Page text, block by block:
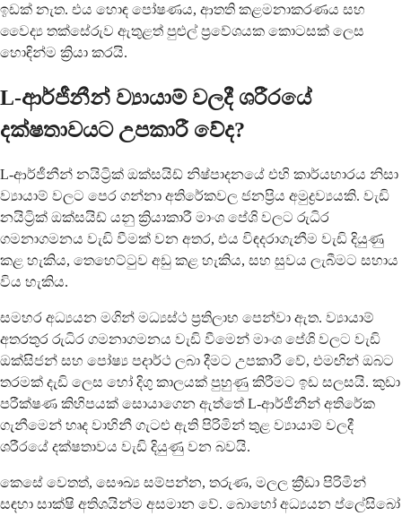
ඉඩක් නැත. එය හොඳ පෝෂණය, ආතති කළමනාකරණය සහ
වෛද්‍ය තක්සේරුව ඇතුළත් පුළුල් ප්‍රවේශයක කොටසක් ලෙස
හොඳින්ම ක්‍රියා කරයි.
L-ආර්ජීනීන් ව්‍යායාම් වලදී ශරීරයේ
දක්ෂතාවයට උපකාරී වේද?
L-ආර්ජීනීන් නයිට්‍රික් ඔක්සයිඩ් නිෂ්පාදනයේ එහි කාර්යභාරය නිසා
ව්‍යායාම් වලට පෙර ගන්නා අතිරේකවල ජනප්‍රිය අමුද්‍රව්‍යයකි. වැඩි
නයිට්‍රික් ඔක්සයිඩ් යනු ක්‍රියාකාරී මාංශ පේශි වලට රුධිර
ගමනාගමනය වැඩි වීමක් වන අතර, එය විඳදරාගැනීම වැඩි දියුණු
කළ හැකිය, තෙහෙට්ටුව අඩු කළ හැකිය, සහ සුවය ලැබීමට සහාය
විය හැකිය.
සමහර අධ්‍යයන මගින් මධ්‍යස්ථ ප්‍රතිලාභ පෙන්වා ඇත. ව්‍යායාම්
අතරතුර රුධිර ගමනාගමනය වැඩි වීමෙන් මාංශ පේශි වලට වැඩි
ඔක්සිජන් සහ පෝෂ්‍ය පදාර්ථ ලබා දීමට උපකාරී වේ, එමඟින් ඔබට
තරමක් දැඩි ලෙස හෝ දිගු කාලයක් පුහුණු කිරීමට ඉඩ සලසයි. කුඩා
පරීක්ෂණ කිහිපයක් සොයාගෙන ඇත්තේ L-ආර්ජීනීන් අතිරේක
ගැනීමෙන් හෘද වාහිනී ගැටළු ඇති පිරිමින් තුළ ව්‍යායාම් වලදී
ශරීරයේ දක්ෂතාවය වැඩි දියුණු වන බවයි.
කෙසේ වෙතත්, සෞඛ්‍ය සම්පන්න, තරුණ, මලල ක්‍රීඩා පිරිමින්
සඳහා සාක්ෂි අතිශයින්ම අසමාන වේ. බොහෝ අධ්‍යයන ප්ලේසිබෝ